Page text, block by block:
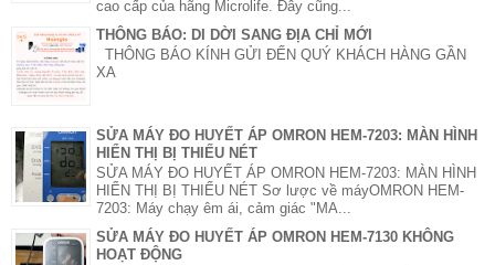
cao cấp của hãng Microlife. Đây cũng...
THÔNG BÁO: DI DỜI SANG ĐỊA CHỈ MỚI
THÔNG BÁO KÍNH GỬI ĐẾN QUÝ KHÁCH HÀNG GẦN
XA
SỬA MÁY ĐO HUYẾT ÁP OMRON HEM-7203: MÀN HÌNH
HIỂN THỊ BỊ THIẾU NÉT
SỬA MÁY ĐO HUYẾT ÁP OMRON HEM-7203: MÀN HÌNH
HIỂN THỊ BỊ THIẾU NÉT Sơ lược về máyOMRON HEM-
7203: Máy chạy êm ái, cảm giác "MA...
SỬA MÁY ĐO HUYẾT ÁP OMRON HEM-7130 KHÔNG
HOẠT ĐỘNG